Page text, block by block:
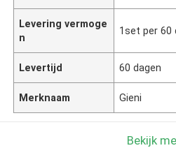
Levering vermoge
n
1set per 60
Levertijd 60 dagen
Merknaam Gieni
Bekijk